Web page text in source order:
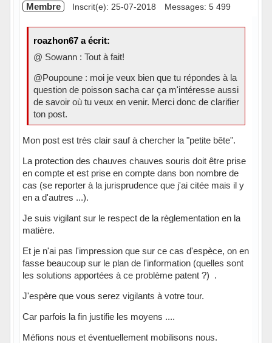
Membre Inscrit(e): 25-07-2018 Messages: 5 499
roazhon67 a écrit:
@ Sowann : Tout à fait!
@Poupoune : moi je veux bien que tu répondes à la
question de poisson sacha car ça m'intéresse aussi
de savoir où tu veux en venir. Merci donc de clarifier
ton post.
Mon post est très clair sauf à chercher la "petite bête".
La protection des chauves chauves souris doit être prise
en compte et est prise en compte dans bon nombre de
cas (se reporter à la jurisprudence que j'ai citée mais il y
en a d'autres ...).
Je suis vigilant sur le respect de la règlementation en la
matière.
Et je n'ai pas l'impression que sur ce cas d'espèce, on en
fasse beaucoup sur le plan de l'information (quelles sont
les solutions apportées à ce problème patent ?) .
J'espère que vous serez vigilants à votre tour.
Car parfois la fin justifie les moyens ....
Méfions nous et éventuellement mobilisons nous.